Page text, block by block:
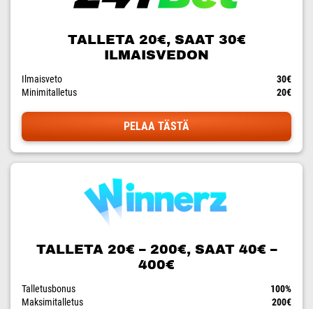
TALLETA 20€, SAAT 30€
ILMAISVEDON
Ilmaisveto
30€
Minimitalletus
20€
PELAA TÄSTÄ
TALLETA 20€ – 200€, SAAT 40€ –
400€
Talletusbonus
100%
Maksimitalletus
200€